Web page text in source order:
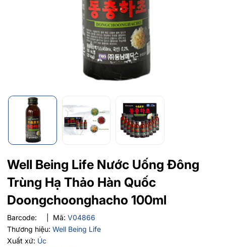
Well Being Life Nước Uống Đông
Trùng Hạ Thảo Hàn Quốc
Doongchoonghacho 100ml
Barcode: Mã: V04866
Thương hiệu: Well Being Life
Xuất xứ: Úc